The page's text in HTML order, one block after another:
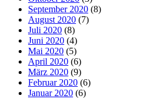
September 2020 (8)
August 2020 (7)
Juli 2020 (8)
Juni 2020 (4)
Mai 2020 (5)
April 2020 (6)
März 2020 (9)
Februar 2020 (6)
Januar 2020 (6)